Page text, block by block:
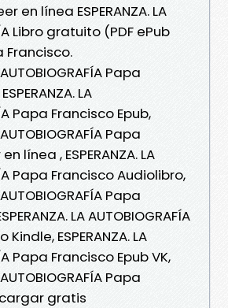
en línea ESPERANZA. LA
Libro gratuito (PDF ePub
Francisco.
AUTOBIOGRAFÍA Papa
LA
Papa Francisco Epub,
AUTOBIOGRAFÍA Papa
línea , ESPERANZA. LA
Papa Francisco Audiolibro,
AUTOBIOGRAFÍA Papa
LA AUTOBIOGRAFÍA
ESPERANZA. LA
Papa Francisco Epub VK,
AUTOBIOGRAFÍA Papa
gratis